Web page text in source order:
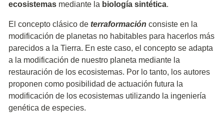
ecosistemas mediante la biología sintética.
El concepto clásico de terraformación consiste en la
modificación de planetas no habitables para hacerlos más
parecidos a la Tierra. En este caso, el concepto se adapta
a la modificación de nuestro planeta mediante la
restauración de los ecosistemas. Por lo tanto, los autores
proponen como posibilidad de actuación futura la
modificación de los ecosistemas utilizando la ingeniería
genética de especies.